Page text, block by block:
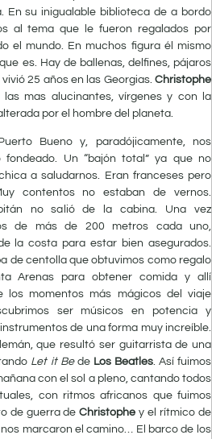
En su inigualable biblioteca de a bordo
al tema que le fueron regalados por
el mundo. En muchos figura él mismo
es. Hay de ballenas, delfines, pájaros
25 años en las Georgias. Christophe
mas alucinantes, vírgenes y con la
por el hombre del planeta.
Bueno y, paradójicamente, nos
Un “bajón total” ya que no
a saludarnos. Eran franceses pero
contentos no estaban de vernos.
no salió de la cabina. Una vez
de más de 200 metros cada uno,
la costa para estar bien asegurados.
de centolla que obtuvimos como regalo
Arenas para obtener comida y allí
los momentos más mágicos del viaje
ser músicos en potencia y
de una forma muy increíble.
que resultó ser guitarrista de una
Let it Bede Los Beatles. Así fuimos
con el sol a pleno, cantando todos
con ritmos africanos que fuimos
de guerra deChristophe y el rítmico de
marcaron el camino… El barco de los